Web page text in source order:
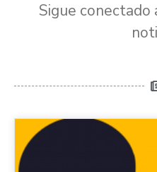
Sigue conectado